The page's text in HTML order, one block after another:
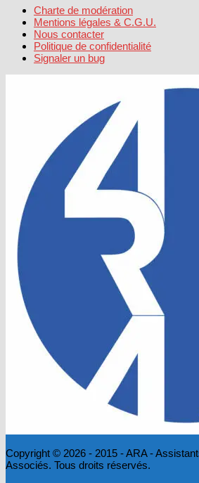
Charte de modération
Mentions légales & C.G.U.
Nous contacter
Politique de confidentialité
Signaler un bug
Copyright © 2026 - 2015 - ARA -
Associés. Tous droits réservés.